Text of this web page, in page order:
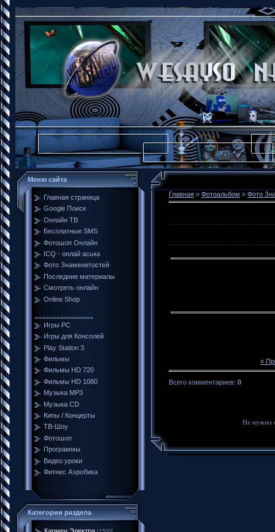
Меню сайта
Главная страница
Google Поиск
Онлайн ТВ
Бесплатные SMS
Фотошоп Онлайн
ICQ - онлай аська
Фото Знаменитостей
Последние материалы
Смотреть онлайн
Online Shop
================
Игры PC
Игры для Консолей
Play Station 3
Фильмы
Фильмы HD 720
Фильмы HD 1080
Музыка MP3
Музыка CD
Кипы / Концерты
ТВ-Шоу
Фотошоп
Программы
Видео уроки
Фитнес Аэробика
Категории раздела
Главная » Фотоальбом » Фото
«
Всего комментариев: 0
Не нужно